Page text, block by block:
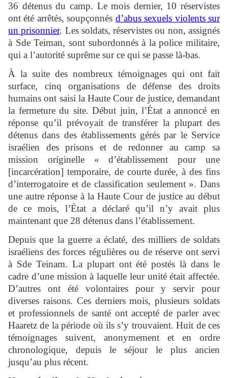
36 détenus du camp. Le mois dernier, 10 réservistes
ont été arrêtés, soupçonnés d’abus sexuels violents sur
un prisonnier. Les soldats, réservistes ou non, assignés
à Sde Teiman, sont subordonnés à la police militaire,
qui a l’autorité suprême sur ce qui se passe là-bas.
À la suite des nombreux témoignages qui ont fait
surface, cinq organisations de défense des droits
humains ont saisi la Haute Cour de justice, demandant
la fermeture du site. Début juin, l’État a annoncé en
réponse qu’il prévoyait de transférer la plupart des
détenus dans des établissements gérés par le Service
israélien des prisons et de redonner au camp sa
mission originelle « d’établissement pour une
[incarcération] temporaire, de courte durée, à des fins
d’interrogatoire et de classification seulement ». Dans
une autre réponse à la Haute Cour de justice au début
de ce mois, l’État a déclaré qu’il n’y avait plus
maintenant que 28 détenus dans l’établissement.
Depuis que la guerre a éclaté, des milliers de soldats
israéliens des forces régulières ou de réserve ont servi
à Sde Teinam. La plupart ont été postés là dans le
cadre d’une mission à laquelle leur unité était affectée.
D’autres ont été volontaires pour y servir pour
diverses raisons. Ces derniers mois, plusieurs soldats
et professionnels de santé ont accepté de parler avec
Haaretz de la période où ils s’y trouvaient. Huit de ces
témoignages suivent, anonymement et en ordre
chronologique, depuis le séjour le plus ancien
jusqu’au plus récent.